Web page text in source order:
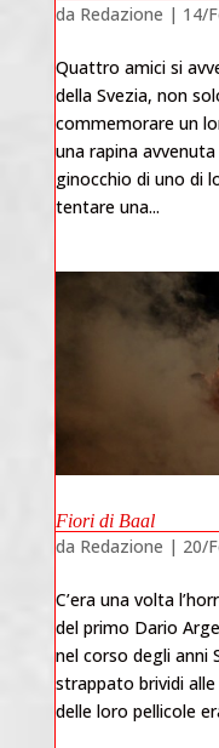
da Redazione | 14/
Quattro amici si
della Svezia, non
commemorare un
una rapina
ginocchio di uno di
tentare una...
Fiori di Baal
da Redazione | 20/
C’era una volta
del primo Dario
nel corso degli anni
strappato brividi
delle loro pellicole